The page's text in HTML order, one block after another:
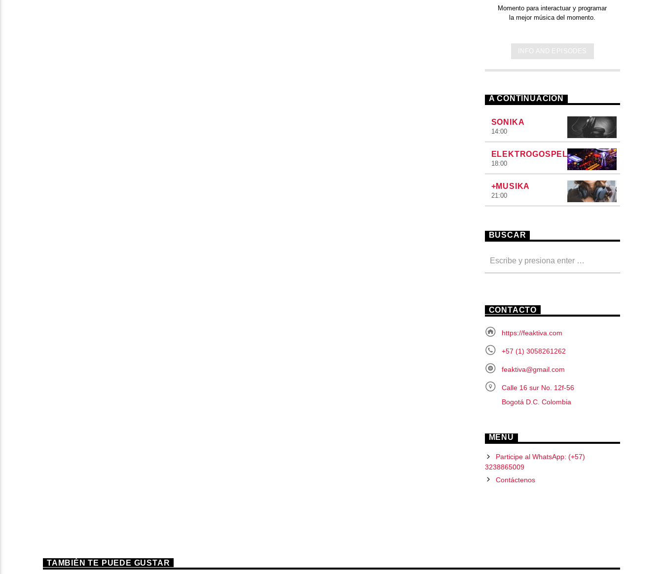
Momento para interactuar y programar
la mejor música del momento.
INFO AND EPISODES
A CONTINUACIÓN
SONIKA
14:00
ELEKTROGOSPEL
18:00
+MUSIKA
21:00
BUSCAR
CONTACTO
https://feaktiva.com
+57 (1) 3058261262
feaktiva@gmail.com
Calle 16 sur No. 12f-56
Bogotá D.C. Colombia
MENU
Participe al WhatsApp: (+57)
3238865009
Contáctenos
TAMBIÉN TE PUEDE GUSTAR